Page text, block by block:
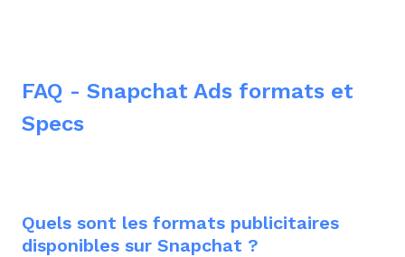
FAQ - Snapchat Ads formats et
Specs
Quels sont les formats publicitaires
disponibles sur Snapchat ?